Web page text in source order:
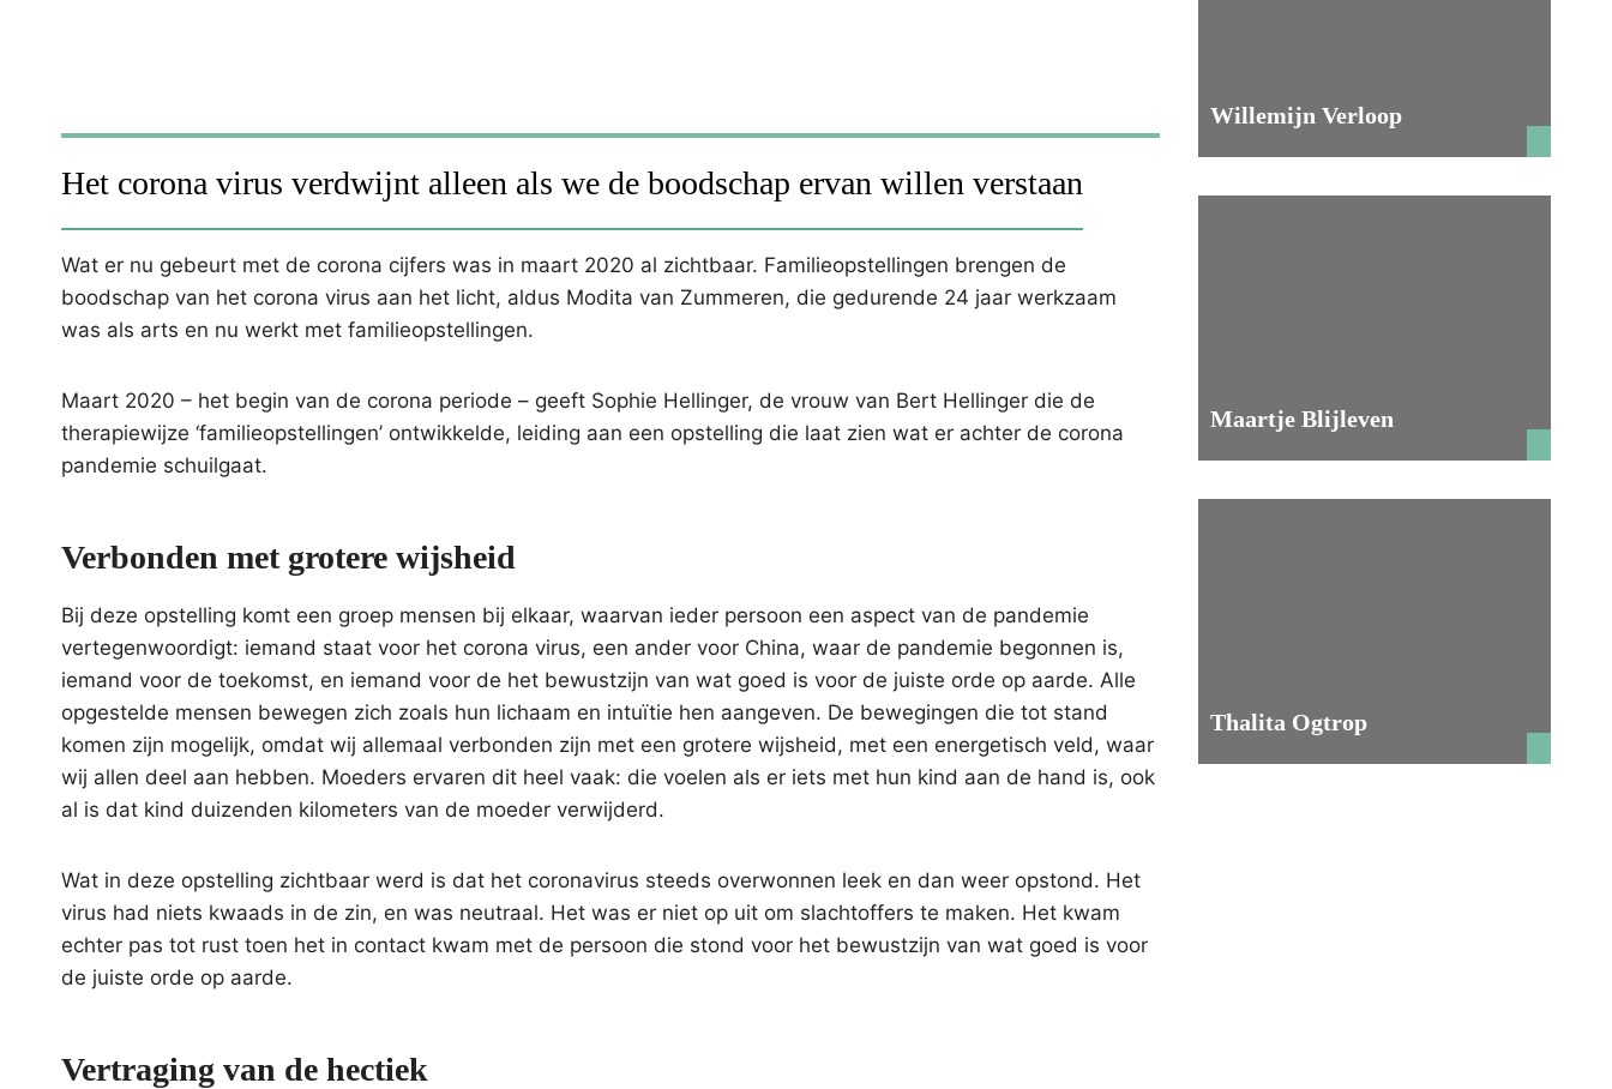
Het corona virus verdwijnt alleen als we de boodschap ervan willen verstaan
Wat er nu gebeurt met de corona cijfers was in maart 2020 al zichtbaar. Familieopstellingen brengen de
boodschap van het corona virus aan het licht, aldus Modita van Zummeren, die gedurende 24 jaar werkzaam
was als arts en nu werkt met familieopstellingen.
Maart 2020 – het begin van de corona periode – geeft Sophie Hellinger, de vrouw van Bert Hellinger die de
therapiewijze ‘familieopstellingen’ ontwikkelde, leiding aan een opstelling die laat zien wat er achter de corona
pandemie schuilgaat.
Verbonden met grotere wijsheid
Bij deze opstelling komt een groep mensen bij elkaar, waarvan ieder persoon een aspect van de pandemie
vertegenwoordigt: iemand staat voor het corona virus, een ander voor China, waar de pandemie begonnen is,
iemand voor de toekomst, en iemand voor de het bewustzijn van wat goed is voor de juiste orde op aarde. Alle
opgestelde mensen bewegen zich zoals hun lichaam en intuïtie hen aangeven. De bewegingen die tot stand
komen zijn mogelijk, omdat wij allemaal verbonden zijn met een grotere wijsheid, met een energetisch veld, waar
wij allen deel aan hebben. Moeders ervaren dit heel vaak: die voelen als er iets met hun kind aan de hand is, ook
al is dat kind duizenden kilometers van de moeder verwijderd.
Wat in deze opstelling zichtbaar werd is dat het coronavirus steeds overwonnen leek en dan weer opstond. Het
virus had niets kwaads in de zin, en was neutraal. Het was er niet op uit om slachtoffers te maken. Het kwam
echter pas tot rust toen het in contact kwam met de persoon die stond voor het bewustzijn van wat goed is voor
de juiste orde op aarde.
Vertraging van de hectiek
Willemijn Verloop
Maartje Blijleven
Thalita Ogtrop